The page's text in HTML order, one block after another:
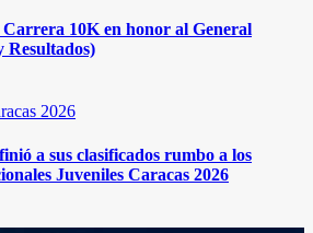
10K en honor al General
Resultados)
2026
a sus clasificados rumbo a los
Juveniles Caracas 2026